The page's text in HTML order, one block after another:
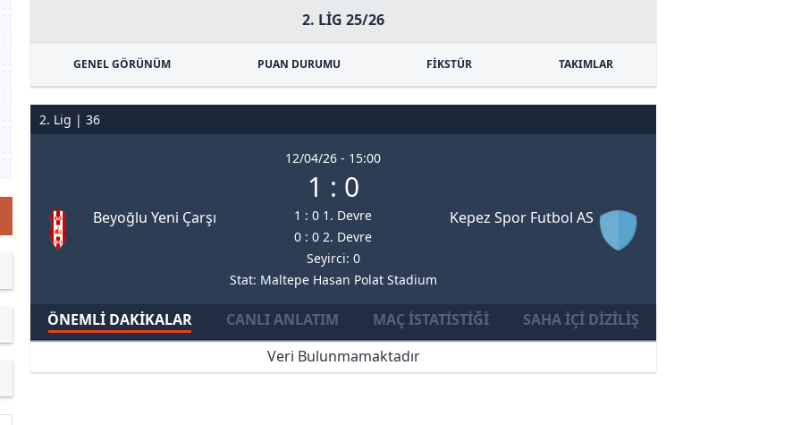
2. LIG 25/26
GENEL GÖRÜNÜM PUAN DURUMU FİKSTÜR TAKIMLAR
2. Lig | 36
Beyoğlu Yeni Çarşı
12/04/26 - 15:00
1 : 0
1 : 0 1. Devre
0 : 0 2. Devre
Seyirci: 0
Stat: Maltepe Hasan Polat Stadium
Kepez Spor Futbol AS
ÖNEMLI DAKIKALAR CANLI ANLATIM MAÇ İSTATISTIĞI
SAHA İÇI DIZILIŞ
Veri Bulunmamaktadır